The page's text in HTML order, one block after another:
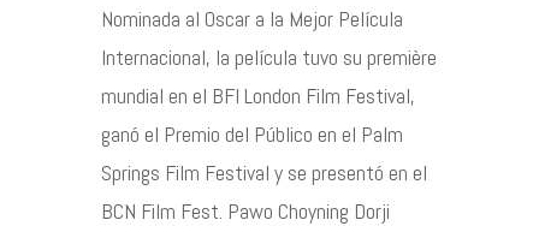
Nominada al Oscar a la Mejor Película
Internacional, la película tuvo su première
mundial en el BFI London Film Festival,
ganó el Premio del Público en el Palm
Springs Film Festival y se presentó en el
BCN Film Fest. Pawo Choyning Dorji